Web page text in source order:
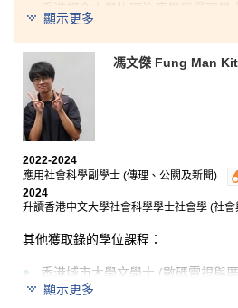
在定好目標積極學習，書院可以
學位。
香港都會大學物理治療學榮譽理學士
英國布萊頓大學物理治療學 (榮譽)
英國普理茅斯大學物理治療學 (榮譽
英國考文垂大學物理治療學 (榮譽)
英國哈德斯菲爾德大學物理治療學 (
書院的課程講師經常傳授他們在
構實習時，透過與資深的醫療專
處。我也有幸獲得多元的學習體
外展隊及成為學生大使將學生的
顯示更多
馮文傑 Fung Man Kit
2022-2024
應用社會科學副學士 (傳理、公關及新聞)
2024
升讀香港中文大學社會科學學士社會學 (社
其他獲取錄的學位課程：
香港城市大學文學士 (數碼電視與
香港理工大學社會政策及社會創業
顯示更多